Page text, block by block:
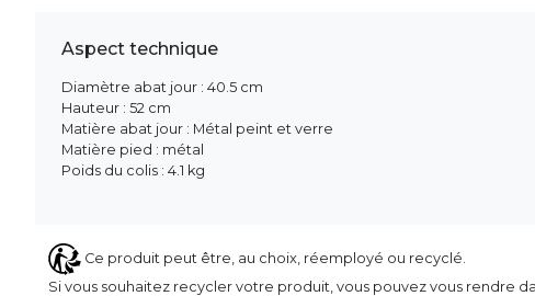
Aspect technique
Diamètre abat jour : 40.5 cm
Hauteur : 52 cm
Matière abat jour : Métal peint et verre
Matière pied : métal
Poids du colis : 4.1 kg
Ce produit peut être, au choix, réemployé ou recyclé.
Si vous souhaitez recycler votre produit, vous pouvez vous rendre